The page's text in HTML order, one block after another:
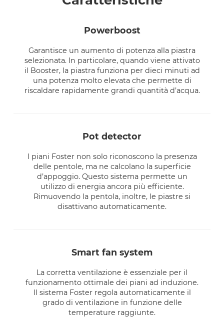
powerboost
Garantisce un aumento di potenza alla piastra
selezionata. In particolare, quando viene attivato
il Booster, la piastra funziona per dieci minuti ad
una potenza molto elevata che permette di
riscaldare rapidamente grandi quantità d’acqua.
pot detector
I piani Foster non solo riconoscono la presenza
delle pentole, ma ne calcolano la superficie
d’appoggio. Questo sistema permette un
utilizzo di energia ancora più efficiente.
Rimuovendo la pentola, inoltre, le piastre si
disattivano automaticamente.
smart fan system
La corretta ventilazione è essenziale per il
funzionamento ottimale dei piani ad induzione.
Il sistema Foster regola automaticamente il
grado di ventilazione in funzione delle
temperature raggiunte.